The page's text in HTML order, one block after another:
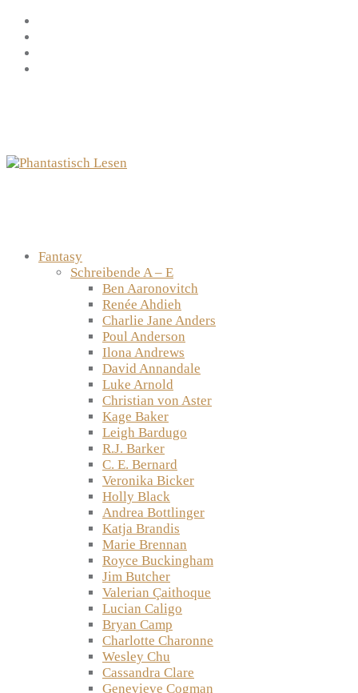
Zum
Inhalt
springen
Fantasy
Schreibende A – E
Ben Aaronovitch
Renée Ahdieh
Charlie Jane Anders
Poul Anderson
Ilona Andrews
David Annandale
Luke Arnold
Christian von Aster
Kage Baker
Leigh Bardugo
R.J. Barker
C. E. Bernard
Veronika Bicker
Holly Black
Andrea Bottlinger
Katja Brandis
Marie Brennan
Royce Buckingham
Jim Butcher
Valerian Çaithoque
Lucian Caligo
Bryan Camp
Charlotte Charonne
Wesley Chu
Cassandra Clare
Genevieve Cogman